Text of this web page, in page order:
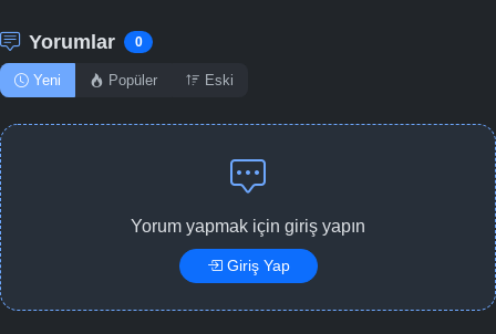
Yorumlar 0
Yeni Popüler Eski
Yorum yapmak için giriş yapın
Giriş Yap